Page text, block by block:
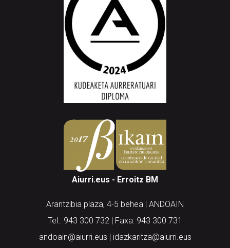
Aiurri.eus - Erroitz BM
Arantzibia plaza, 4-5 behea | ANDOAIN
Tel.: 943 300 732 | Faxa: 943 300 731
andoain@aiurri.eus | idazkaritza@aiurri.eus